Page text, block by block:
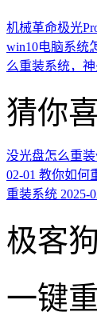
机械革命极光
win10电脑系统
么重装系统，
猜你
没光盘怎么重装
02-01 教你如何
重装系统 2025-
极客
一键